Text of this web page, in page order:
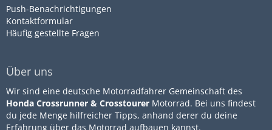
Push-Benachrichtigungen
Kontaktformular
Häufig gestellte Fragen
Über uns
Wir sind eine deutsche Motorradfahrer Gemeinschaft des
Honda Crossrunner & Crosstourer Motorrad. Bei uns findest
du jede Menge hilfreicher Tipps, anhand derer du deine
Erfahrung über das Motorrad aufbauen kannst.